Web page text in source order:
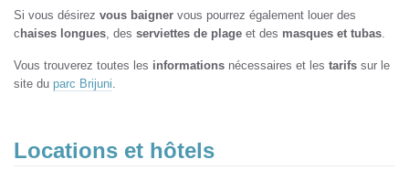
Si vous désirez vous baigner vous pourrez également louer des
chaises longues , des serviettes de plage et des masques et tubas
Vous trouverez toutes les informations nécessaires et les tarifs sur le
site du parc Brijuni
Locations et hôtels